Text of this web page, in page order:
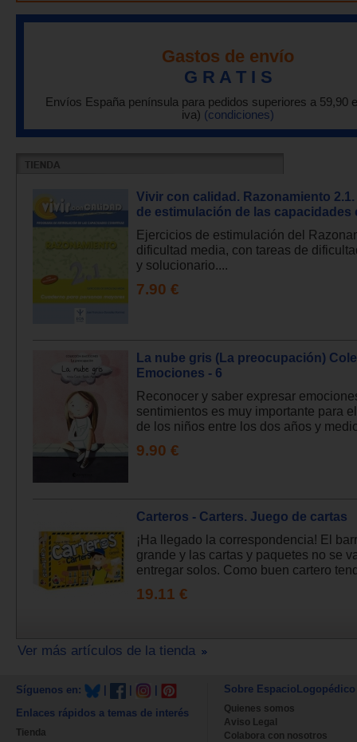
Gastos de envío
G R A T I S
Envíos España península para pedidos superiores a 59,90
iva) (condiciones)
Vivir con calidad. Razonamiento
de estimulación de las capacidades
Ejercicios de estimulación del
dificultad media, con tareas de
y solucionario....
7.90 €
La nube gris (La preocupación)
Emociones - 6
Reconocer y saber expresar
sentimientos es muy importante para
de los niños entre los dos años y
9.90 €
Carteros - Carters. Juego de cartas
¡Ha llegado la correspondencia! El
grande y las cartas y paquetes no se
entregar solos. Como buen cartero
19.11 €
Ver más artículos de la tienda
Síguenos en:
Enlaces rápidos a temas de interés
Tienda
Sobre EspacioLogopédico
Quienes somos
Aviso Legal
Colabora con nosotros